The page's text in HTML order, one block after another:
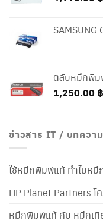
SAMSUNG
ตลับหมึกพิม
1,250.00 ฿
ข่าวสาร IT / บทความ
ใช้หมึกพิมพ์แท้ ทำไมหมึ
HP Planet Partners โ
หมึกพิมพ์แท้ กับ หมึกเที